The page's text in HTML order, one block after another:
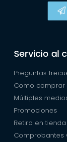
Servicio al
Preguntas
Como comprar
Múltiples
Promociones
Retiro en tienda
Comprobantes